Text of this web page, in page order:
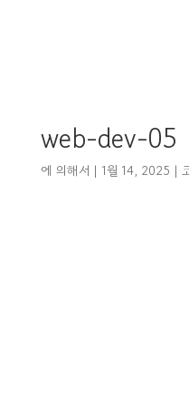
web-dev-05
에 의해서 | 1월 14, 2025 |